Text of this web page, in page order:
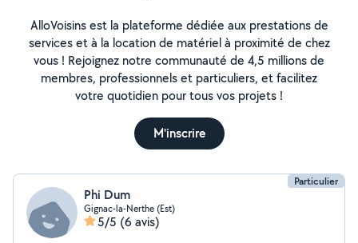
AlloVoisins est la plateforme dédiée aux prestations de
services et à la location de matériel à proximité de chez
vous ! Rejoignez notre communauté de 4,5 millions de
membres, professionnels et particuliers, et facilitez
votre quotidien pour tous vos projets !
M'inscrire
Particulier
Phi Dum
Gignac-la-Nerthe (Est)
5/5 (6 avis)